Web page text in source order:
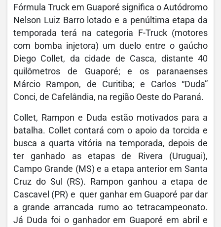
Fórmula Truck em Guaporé significa o Autódromo
Nelson Luiz Barro lotado e a penúltima etapa da
temporada terá na categoria F-Truck (motores
com bomba injetora) um duelo entre o gaúcho
Diego Collet, da cidade de Casca, distante 40
quilômetros de Guaporé; e os paranaenses
Márcio Rampon, de Curitiba; e Carlos “Duda”
Conci, de Cafelândia, na região Oeste do Paraná.
Collet, Rampon e Duda estão motivados para a
batalha. Collet contará com o apoio da torcida e
busca a quarta vitória na temporada, depois de
ter ganhado as etapas de Rivera (Uruguai),
Campo Grande (MS) e a etapa anterior em Santa
Cruz do Sul (RS). Rampon ganhou a etapa de
Cascavel (PR) e quer ganhar em Guaporé par dar
a grande arrancada rumo ao tetracampeonato.
Já Duda foi o ganhador em Guaporé em abril e